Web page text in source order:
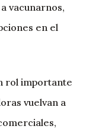
vacunarnos,
en el
rol importante
vuelvan a